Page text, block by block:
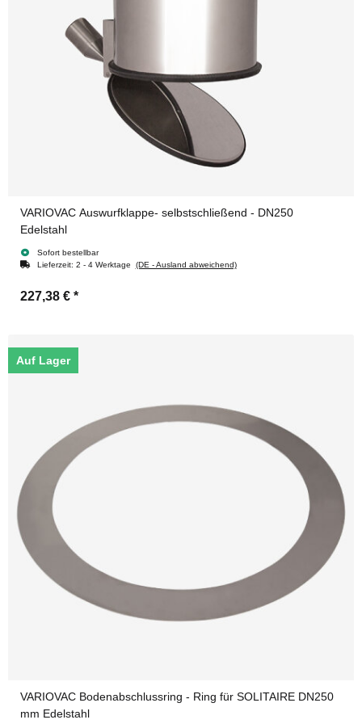
VARIOVAC Auswurfklappe- selbstschließend - DN250
Edelstahl
Sofort bestellbar
Lieferzeit: 2 - 4 Werktage (DE - Ausland abweichend)
227,38 € *
Auf Lager
VARIOVAC Bodenabschlussring - Ring für SOLITAIRE DN250
mm Edelstahl